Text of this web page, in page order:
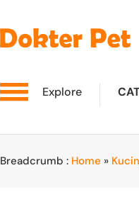
Explore
Breadcrumb : Home »